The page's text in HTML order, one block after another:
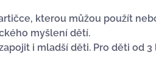
kterou můžou použít
myšlení dětí.
i mladší děti. Pro děti od 3